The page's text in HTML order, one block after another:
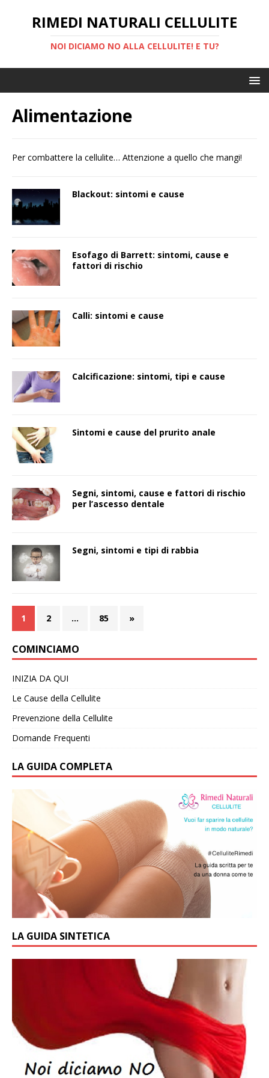
RIMEDI NATURALI CELLULITE
NOI DICIAMO NO ALLA CELLULITE! E TU?
Alimentazione
Per combattere la cellulite… Attenzione a quello che mangi!
Blackout: sintomi e cause
Esofago di Barrett: sintomi, cause e
fattori di rischio
Calli: sintomi e cause
Calcificazione: sintomi, tipi e cause
Sintomi e cause del prurito anale
Segni, sintomi, cause e fattori di rischio
per l’ascesso dentale
Segni, sintomi e tipi di rabbia
1 2 … 85 »
COMINCIAMO
INIZIA DA QUI
Le Cause della Cellulite
Prevenzione della Cellulite
Domande Frequenti
LA GUIDA COMPLETA
LA GUIDA SINTETICA